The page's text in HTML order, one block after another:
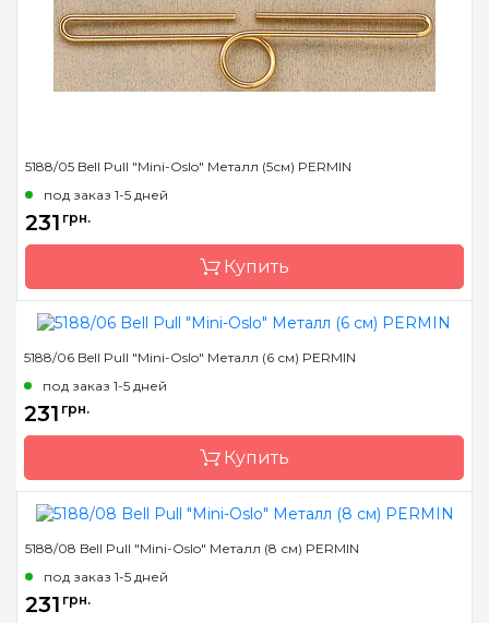
5188/05 Bell Pull "Mini-Oslo" Металл (5см) PERMIN
под заказ 1-5 дней
231 грн.
Купить
Размер
Бренд
Страна-производитель
5188/06 Bell Pull "Mini-Oslo" Металл (6 см) PERMIN
под заказ 1-5 дней
231 грн.
Купить
Размер
Бренд
Страна-производитель
5188/08 Bell Pull "Mini-Oslo" Металл (8 см) PERMIN
под заказ 1-5 дней
231 грн.